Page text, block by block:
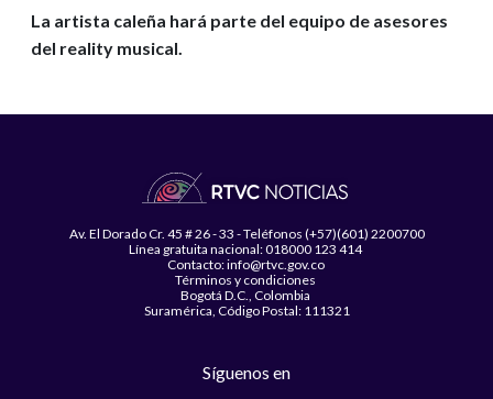
La artista caleña hará parte del equipo de asesores
del reality musical.
Av. El Dorado Cr. 45 # 26 - 33 - Teléfonos (+57)(601) 2200700
Línea gratuita nacional: 018000 123 414
Contacto: info@rtvc.gov.co
Términos y condiciones
Bogotá D.C., Colombia
Suramérica, Código Postal: 111321
Síguenos en